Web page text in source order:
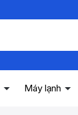
Máy lạnh